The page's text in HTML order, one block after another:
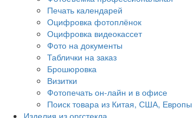
Печать календарей
Оцифровка фотоплёнок
Оцифровка видеокассет
Фото на документы
Таблички на заказ
Брошюровка
Визитки
Фотопечать он-лайн и в офисе
Поиск товара из Китая, США, Европы
Изделия из оргстекла